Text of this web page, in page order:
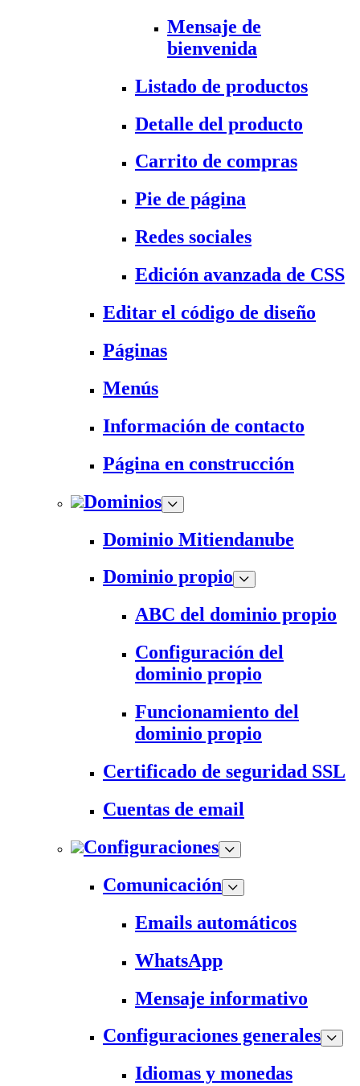
Mensaje de
bienvenida
Listado de productos
Detalle del producto
Carrito de compras
Pie de página
Redes sociales
Edición avanzada de CSS
Editar el código de diseño
Páginas
Menús
Información de contacto
Página en construcción
Dominios
Dominio Mitiendanube
Dominio propio
ABC del dominio propio
Configuración del
dominio propio
Funcionamiento del
dominio propio
Certificado de seguridad SSL
Cuentas de email
Configuraciones
Comunicación
Emails automáticos
WhatsApp
Mensaje informativo
Configuraciones generales
Idiomas y monedas